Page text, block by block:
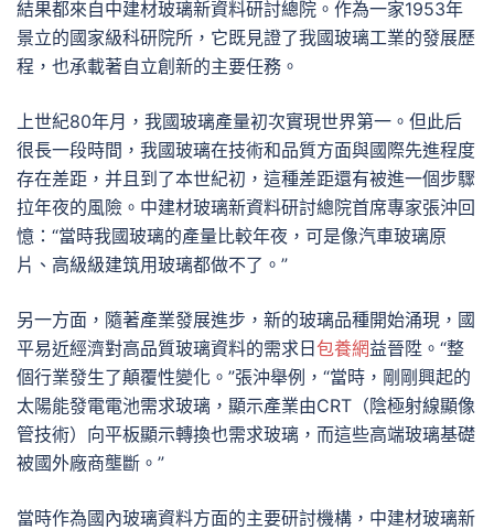
結果都來自中建材玻璃新資料研討總院。作為一家1953年
景立的國家級科研院所，它既見證了我國玻璃工業的發展歷
程，也承載著自立創新的主要任務。
上世紀80年月，我國玻璃產量初次實現世界第一。但此后
很長一段時間，我國玻璃在技術和品質方面與國際先進程度
存在差距，并且到了本世紀初，這種差距還有被進一個步驟
拉年夜的風險。中建材玻璃新資料研討總院首席專家張沖回
憶：“當時我國玻璃的產量比較年夜，可是像汽車玻璃原
片、高級級建筑用玻璃都做不了。”
另一方面，隨著產業發展進步，新的玻璃品種開始涌現，國
平易近經濟對高品質玻璃資料的需求日 包養網益晉陞。“整
個行業發生了顛覆性變化。”張沖舉例，“當時，剛剛興起的
太陽能發電電池需求玻璃，顯示產業由CRT（陰極射線顯像
管技術）向平板顯示轉換也需求玻璃，而這些高端玻璃基礎
被國外廠商壟斷。”
當時作為國內玻璃資料方面的主要研討機構，中建材玻璃新